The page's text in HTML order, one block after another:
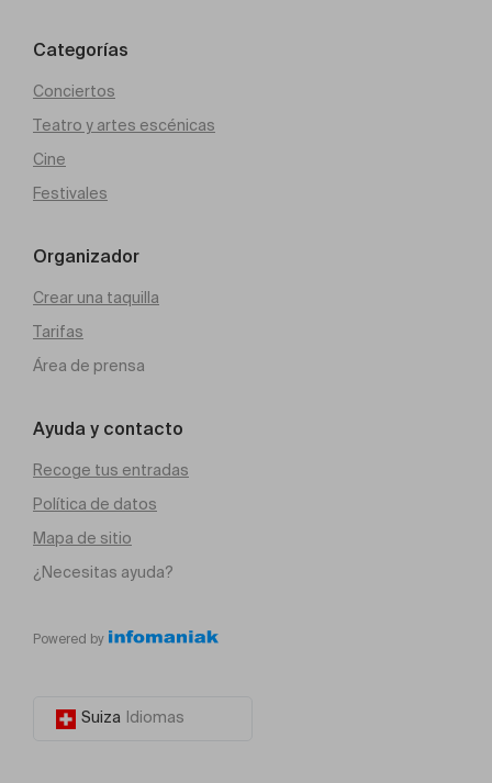
Categorías
Conciertos
Teatro y artes escénicas
Cine
Festivales
Organizador
Crear una taquilla
Tarifas
Área de prensa
Ayuda y contacto
Recoge tus entradas
Política de datos
Mapa de sitio
¿Necesitas ayuda?
Powered by
Suiza Idiomas